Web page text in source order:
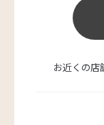
お近くの店